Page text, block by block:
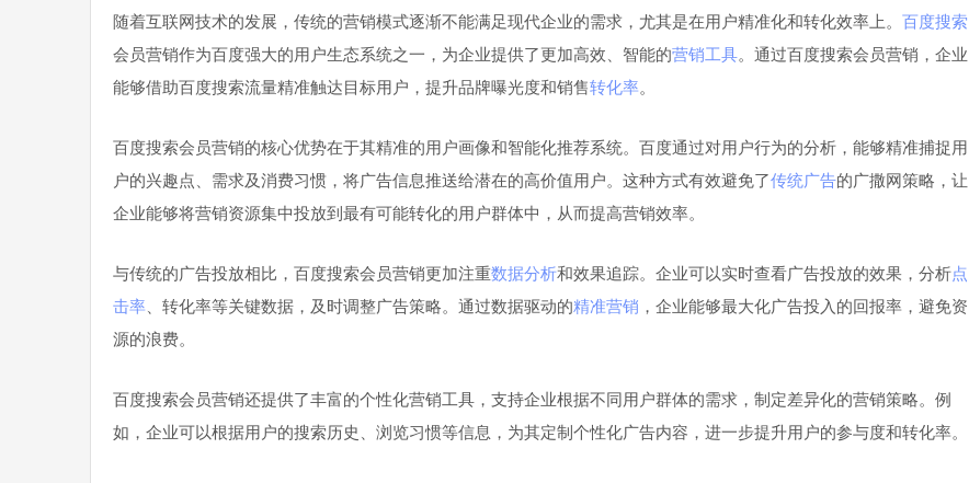
随着互联网技术的发展，传统的营销模式逐渐不能满足现代企业的需求，尤其是在用户精准化和转化效率上。 百度搜索
会员营销作为百度强大的用户生态系统之一，为企业提供了更加高效、智能的营销工具。通过百度搜索会员营销，企业
能够借助百度搜索流量精准触达目标用户，提升品牌曝光度和销售转化率。
百度搜索会员营销的核心优势在于其精准的用户画像和智能化推荐系统。百度通过对用户行为的分析，能够精准捕捉用
户的兴趣点、需求及消费习惯，将广告信息推送给潜在的高价值用户。这种方式有效避免了传统广告的广撒网策略，让
企业能够将营销资源集中投放到最有可能转化的用户群体中，从而提高营销效率。
与传统的广告投放相比，百度搜索会员营销更加注重数据分析和效果追踪。企业可以实时查看广告投放的效果，分析点
击率 、转化率等关键数据，及时调整广告策略。通过数据驱动的精准营销 ，企业能够最大化广告投入的回报率，避免资
源的浪费。
百度搜索会员营销还提供了丰富的个性化营销工具，支持企业根据不同用户群体的需求，制定差异化的营销策略。例
如，企业可以根据用户的搜索历史、浏览习惯等信息，为其定制个性化广告内容，进一步提升用户的参与度和转化率。